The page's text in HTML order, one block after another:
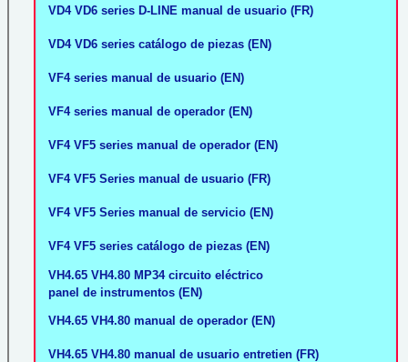
VD4 VD6 series D-LINE manual de usuario (FR)
VD4 VD6 series catálogo de piezas (EN)
VF4 series manual de usuario (EN)
VF4 series manual de operador (EN)
VF4 VF5 series manual de operador (EN)
VF4 VF5 Series manual de usuario (FR)
VF4 VF5 Series manual de servicio (EN)
VF4 VF5 series catálogo de piezas (EN)
VH4.65 VH4.80 MP34 circuito eléctrico
panel de instrumentos (EN)
VH4.65 VH4.80 manual de operador (EN)
VH4.65 VH4.80 manual de usuario entretien (FR)